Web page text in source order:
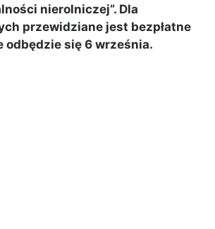
nierolniczej”. Dla
przewidziane jest bezpłatne
odbędzie się 6 września.